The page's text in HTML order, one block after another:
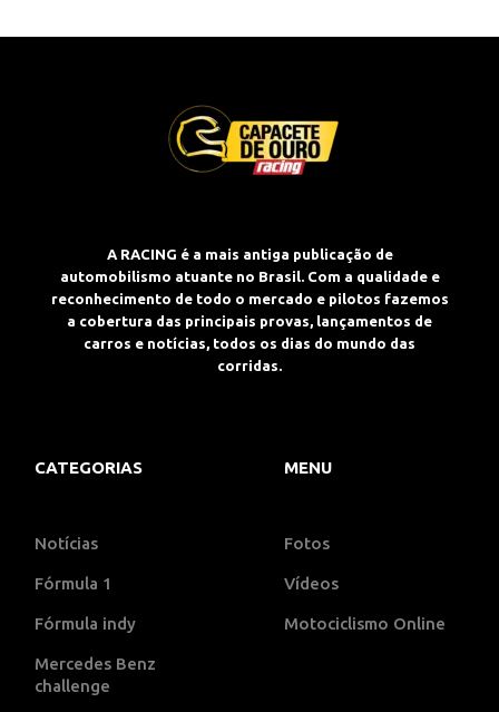
A RACING é a mais antiga publicação de
automobilismo atuante no Brasil. Com a qualidade e
reconhecimento de todo o mercado e pilotos fazemos
a cobertura das principais provas, lançamentos de
carros e notícias, todos os dias do mundo das
corridas.
CATEGORIAS
Notícias
Fórmula 1
Fórmula indy
Mercedes Benz
challenge
MENU
Fotos
Vídeos
Motociclismo Online